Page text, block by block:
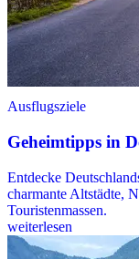
Ausflugsziele
Geheimtipps in
Entdecke
charmante Altstädte,
Touristenmassen.
weiterlesen